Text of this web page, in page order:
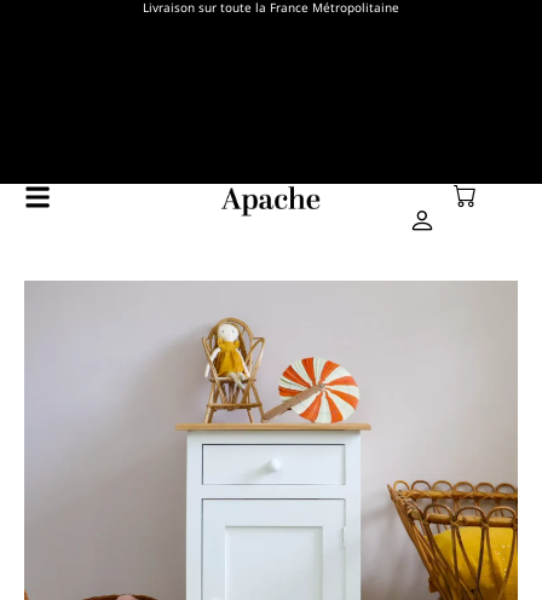
Livraison sur toute la France Métropolitaine